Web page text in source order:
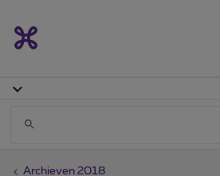
Archieven 2018